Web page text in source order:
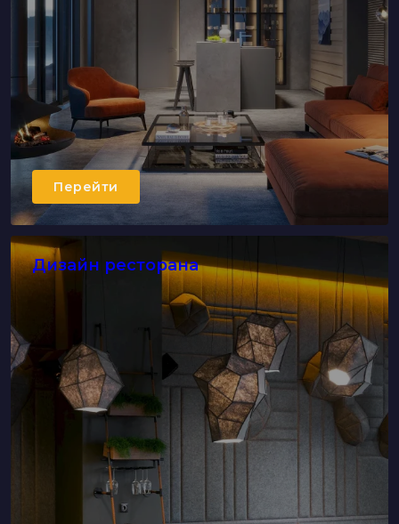
Перейти
Дизайн ресторана